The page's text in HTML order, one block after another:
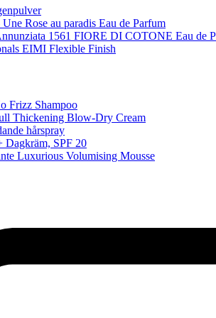
Rose au paradis Eau de Parfum
1561 FIORE DI COTONE Eau de
EIMI Flexible Finish
Frizz Shampoo
Thickening Blow-Dry Cream
hårspray
Dagkräm, SPF 20
Luxurious Volumising Mousse